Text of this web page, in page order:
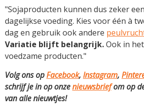
"Sojaproducten kunnen dus zeker
dagelijkse voeding. Kies voor één à
dag en gebruik ook andere
Variatie blijft belangrijk.Ook in
voedzame producten."
Volg ons opFacebook, Instagram,
schrijf je in op onzenieuwsbriefom op
van alle nieuwtjes!